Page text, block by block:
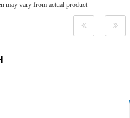
may vary from actual product